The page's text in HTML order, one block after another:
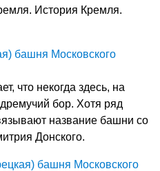
История Кремля.
башня Московского
что некогда здесь, на
бор. Хотя ряд
название башни со
Донского.
башня Московского